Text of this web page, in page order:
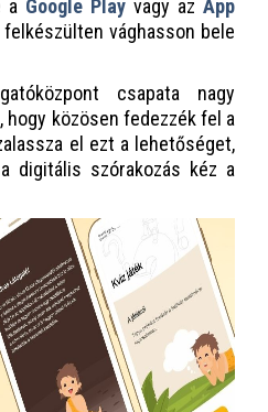
a Google Play vagy az App
felkészülten vághasson bele
csapata nagy
közösen fedezzék fel a
el ezt a lehetőséget,
digitális szórakozás kéz a